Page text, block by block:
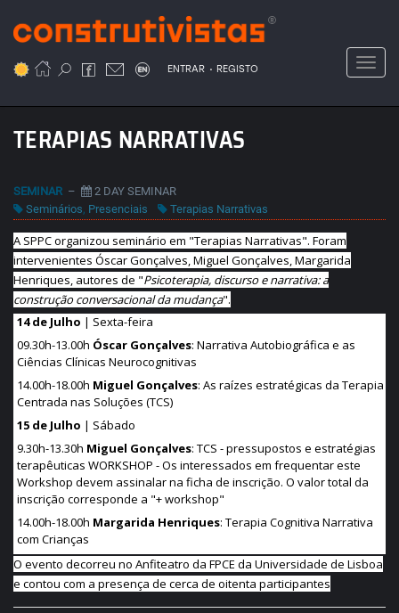
para
conteúdo
ENTRAR . REGISTO
TERAPIAS NARRATIVAS
SEMINAR –
2 DAY SEMINAR
Seminários, Presenciais Terapias Narrativas
A SPPC organizou seminário em "Terapias Narrativas". Foram
intervenientes Óscar Gonçalves, Miguel Gonçalves, Margarida
Henriques, autores de "Psicoterapia, discurso e narrativa: a
construção conversacional da mudança".
14 de Julho | Sexta-feira
09.30h-13.00h Óscar Gonçalves: Narrativa Autobiográfica e as
Ciências Clínicas Neurocognitivas
14.00h-18.00h Miguel Gonçalves: As raízes estratégicas da Terapia
Centrada nas Soluções (TCS)
15 de Julho | Sábado
9.30h-13.30h Miguel Gonçalves: TCS - pressupostos e estratégias
terapêuticas WORKSHOP - Os interessados em frequentar este
Workshop devem assinalar na ficha de inscrição. O valor total da
inscrição corresponde a "+ workshop"
14.00h-18.00h Margarida Henriques: Terapia Cognitiva Narrativa
com Crianças
O evento decorreu no Anfiteatro da FPCE da Universidade de Lisboa
e contou com a presença de cerca de oitenta participantes